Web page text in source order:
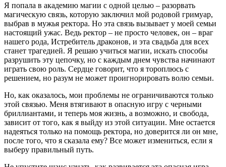
Я попала в академию магии с одной целью – разорвать
магическую связь, которую заключил мой родовой гримуар,
выбрав в мужья ректора. Но эта связь вызывает у моей семьи
настоящий ужас. Ведь ректор – не просто человек, он – враг
нашего рода, Истребитель драконов, и эта свадьба для всех
станет трагедией. Я решаю учиться магии, искать способы
разрушить эту цепочку, но с каждым днем чувства начинают
играть свою роль. Сердце говорит, что я тороплюсь с
решением, но разум не может проигнорировать волю семьи.
Но, как оказалось, мои проблемы не ограничиваются только
этой связью. Меня втягивают в опасную игру с черными
бриллиантами, и теперь моя жизнь, а возможно, и свобода,
зависит от того, как я выйду из этой ситуации. Мне остается
надеяться только на помощь ректора, но доверится ли он мне,
после того, что я сказала ему? Все может измениться, если я
выберу правильный путь.